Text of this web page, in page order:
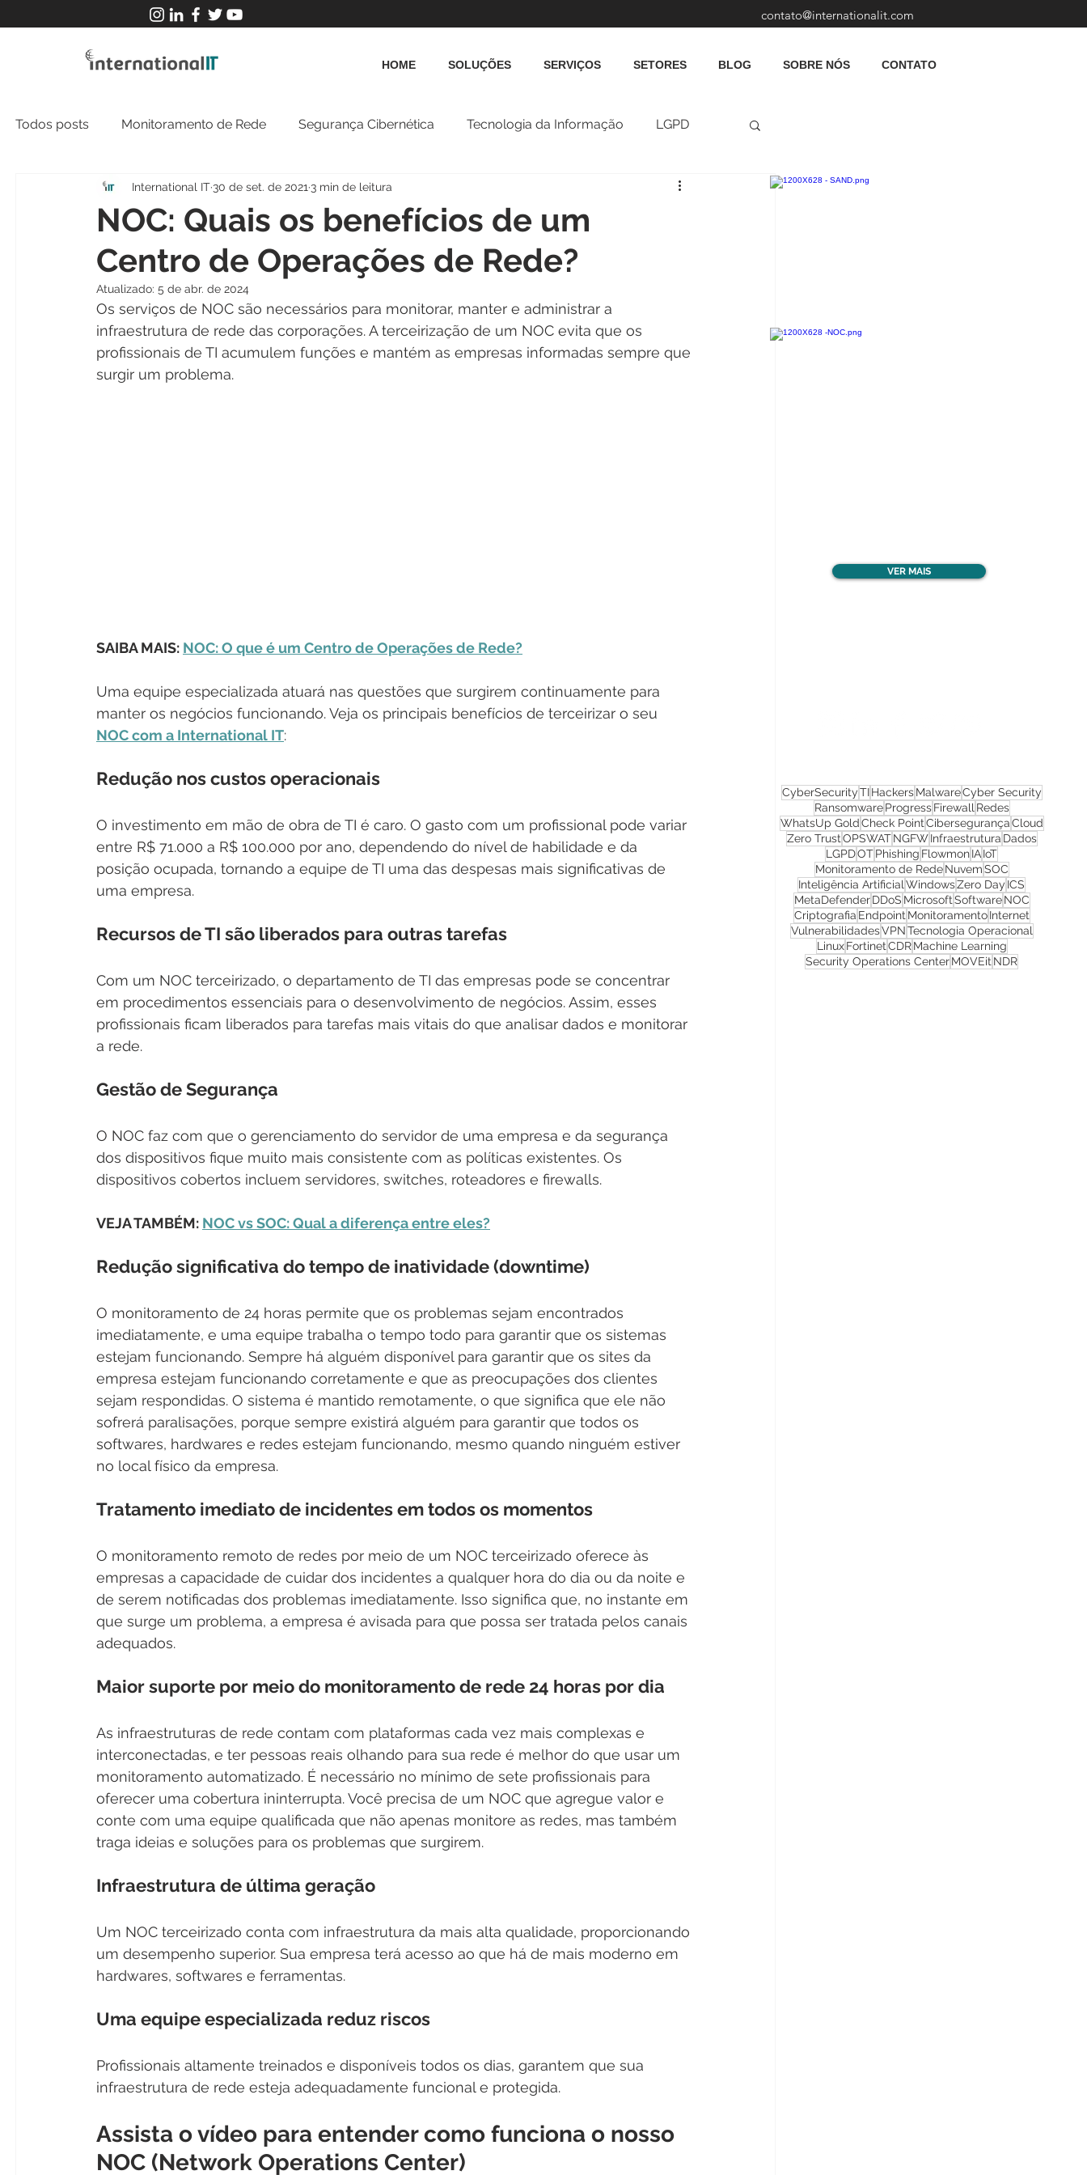
contato@internationalit.com
HOME SOLUÇÕES SERVIÇOS SETORES BLOG SOBRE NÓS CONTATO
Todos posts Monitoramento de Rede Segurança Cibernética Tecnologia da Informação LGPD
NOC Tecnologia Operacional
NOC: Quais os benefícios de um
Centro de Operações de Rede?
International IT 30 de set. de 2021 3 min de leitura
Atualizado: 5 de abr. de 2024
Os serviços de NOC são necessários para monitorar, manter e administrar a
infraestrutura de rede das corporações. A terceirização de um NOC evita que os
profissionais de TI acumulem funções e mantém as empresas informadas sempre que
surgir um problema.
SAIBA MAIS: NOC: O que é um Centro de Operações de Rede?
Uma equipe especializada atuará nas questões que surgirem continuamente para
manter os negócios funcionando. Veja os principais benefícios de terceirizar o seu
NOC com a International IT:
Redução nos custos operacionais
O investimento em mão de obra de TI é caro. O gasto com um profissional pode variar
entre R$ 71.000 a R$ 100.000 por ano, dependendo do nível de habilidade e da
posição ocupada, tornando a equipe de TI uma das despesas mais significativas de
uma empresa.
Recursos de TI são liberados para outras tarefas
Com um NOC terceirizado, o departamento de TI das empresas pode se concentrar
em procedimentos essenciais para o desenvolvimento de negócios. Assim, esses
profissionais ficam liberados para tarefas mais vitais do que analisar dados e monitorar
a rede.
Gestão de Segurança
O NOC faz com que o gerenciamento do servidor de uma empresa e da segurança
dos dispositivos fique muito mais consistente com as políticas existentes. Os
dispositivos cobertos incluem servidores, switches, roteadores e firewalls.
VEJA TAMBÉM: NOC vs SOC: Qual a diferença entre eles?
Redução significativa do tempo de inatividade (downtime)
O monitoramento de 24 horas permite que os problemas sejam encontrados
imediatamente, e uma equipe trabalha o tempo todo para garantir que os sistemas
estejam funcionando. Sempre há alguém disponível para garantir que os sites da
empresa estejam funcionando corretamente e que as preocupações dos clientes
sejam respondidas. O sistema é mantido remotamente, o que significa que ele não
sofrerá paralisações, porque sempre existirá alguém para garantir que todos os
softwares, hardwares e redes estejam funcionando, mesmo quando ninguém estiver
no local físico da empresa.
Tratamento imediato de incidentes em todos os momentos
O monitoramento remoto de redes por meio de um NOC terceirizado oferece às
empresas a capacidade de cuidar dos incidentes a qualquer hora do dia ou da noite e
de serem notificadas dos problemas imediatamente. Isso significa que, no instante em
que surge um problema, a empresa é avisada para que possa ser tratada pelos canais
adequados.
Maior suporte por meio do monitoramento de rede 24 horas por dia
As infraestruturas de rede contam com plataformas cada vez mais complexas e
interconectadas, e ter pessoas reais olhando para sua rede é melhor do que usar um
monitoramento automatizado. É necessário no mínimo de sete profissionais para
oferecer uma cobertura ininterrupta. Você precisa de um NOC que agregue valor e
conte com uma equipe qualificada que não apenas monitore as redes, mas também
traga ideias e soluções para os problemas que surgirem.
Infraestrutura de última geração
Um NOC terceirizado conta com infraestrutura da mais alta qualidade, proporcionando
um desempenho superior. Sua empresa terá acesso ao que há de mais moderno em
hardwares, softwares e ferramentas.
Uma equipe especializada reduz riscos
Profissionais altamente treinados e disponíveis todos os dias, garantem que sua
infraestrutura de rede esteja adequadamente funcional e protegida.
Assista o vídeo para entender como funciona o nosso
NOC (Network Operations Center)
CyberSecurityTI Hackers MalwareCyber Security
Ransomware Progress Firewall Redes
WhatsUp GoldCheck PointCibersegurançaCloud
Zero TrustOPSWAT NGFW Infraestrutura Dados
LGPDOTPhishing FlowmonIAIoT
Monitoramento de Rede NuvemSOC
Inteligência Artificial WindowsZero Day ICS
MetaDefender DDoS MicrosoftSoftware NOC
Criptografia Endpoint Monitoramento Internet
VulnerabilidadesVPNTecnologia Operacional
Linux FortinetCDR Machine Learning
Security Operations CenterMOVEit NDR
VER MAIS